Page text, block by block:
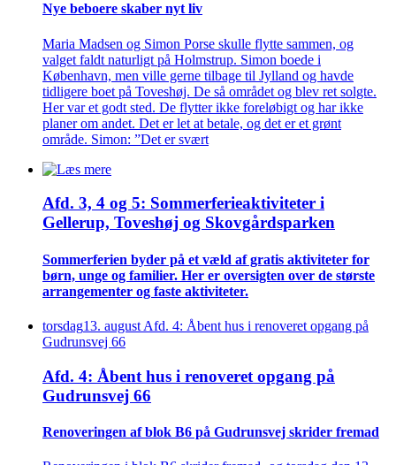
Nye beboere skaber nyt liv
Maria Madsen og Simon Porse skulle flytte sammen, og
valget faldt naturligt på Holmstrup. Simon boede i
København, men ville gerne tilbage til Jylland og havde
tidligere boet på Toveshøj. De så området og blev ret solgte.
Her var et godt sted. De flytter ikke foreløbigt og har ikke
planer om andet. Det er let at betale, og det er et grønt
område. Simon: ”Det er svært
Afd. 3, 4 og 5: Sommer­ferie­aktiviteter i
Gellerup, Toveshøj og Skovgårds­parken
Sommer­ferien byder på et væld af gratis aktiviteter for
børn, unge og familier. Her er oversigten over de største
arrangementer og faste aktiviteter.
torsdag13. august Afd. 4: Åbent hus i renoveret opgang på
Gudrunsvej 66
Afd. 4: Åbent hus i renoveret opgang på
Gudrunsvej 66
Renove­ringen af blok B6 på Gudrunsvej skrider fremad